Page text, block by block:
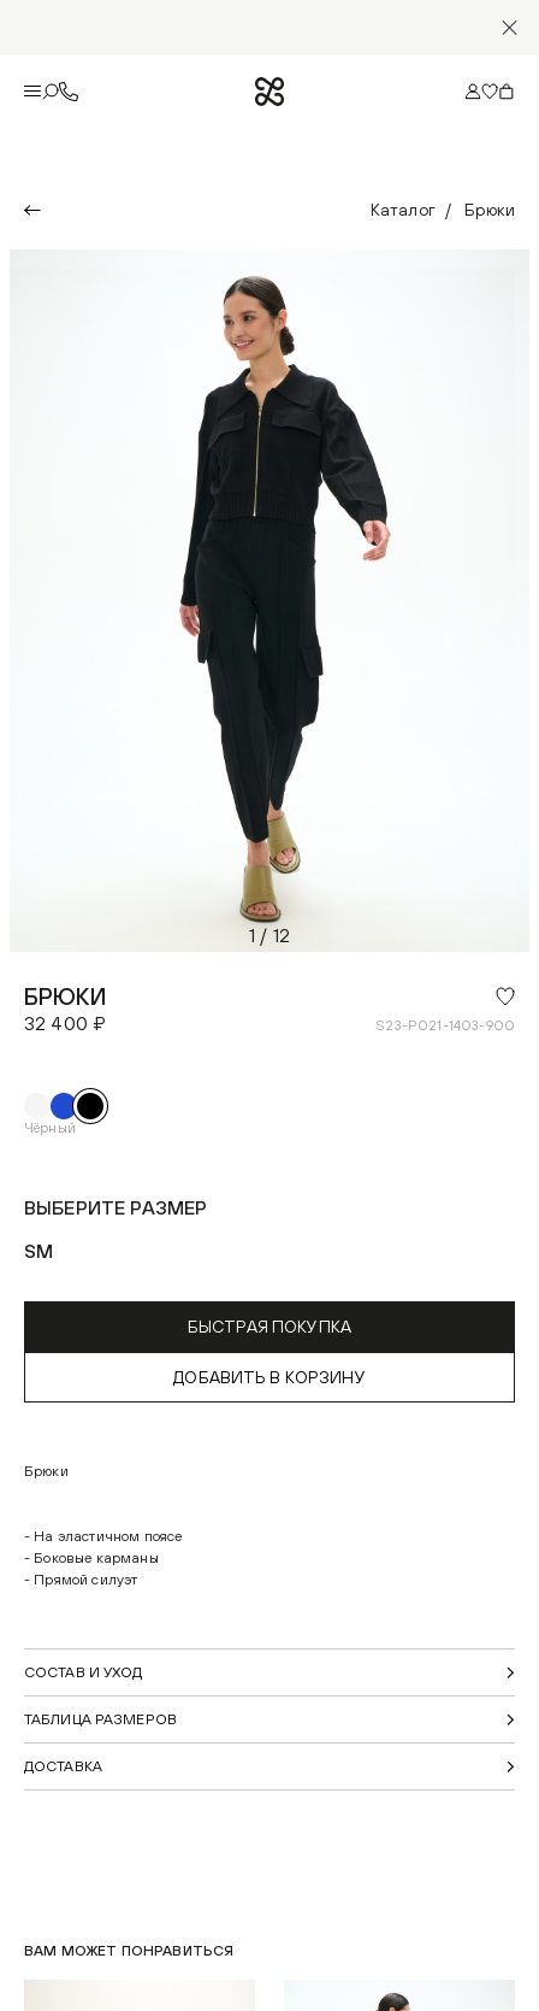
Каталог Брюки
1 / 12
БРЮКИ
32 400 ₽ S23-P021-1403-900
Чёрный
ВЫБЕРИТЕ РАЗМЕР
SM
БЫСТРАЯ ПОКУПКА
ДОБАВИТЬ В КОРЗИНУ
Брюки
- На эластичном поясе
- Боковые карманы
- Прямой силуэт
СОСТАВ И УХОД
ТАБЛИЦА РАЗМЕРОВ
ДОСТАВКА
ВАМ МОЖЕТ ПОНРАВИТЬСЯ